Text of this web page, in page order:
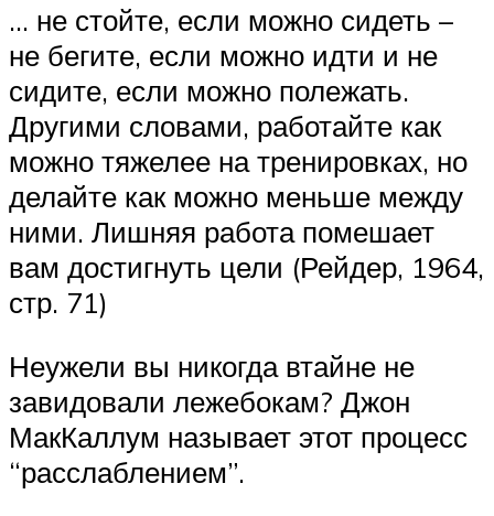
… не стойте, если можно сидеть –
не бегите, если можно идти и не
сидите, если можно полежать.
Другими словами, работайте как
можно тяжелее на тренировках, но
делайте как можно меньше между
ними. Лишняя работа помешает
вам достигнуть цели (Рейдер, 1964,
стр. 71)
Неужели вы никогда втайне не
завидовали лежебокам? Джон
МакКаллум называет этот процесс
“расслаблением”.